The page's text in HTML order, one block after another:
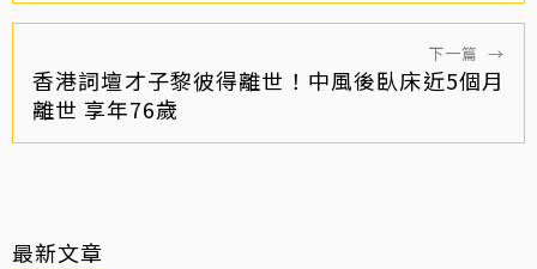
下一篇 →
香港詞壇才子黎彼得離世！中風後臥床近5個月
離世 享年76歲
最新文章